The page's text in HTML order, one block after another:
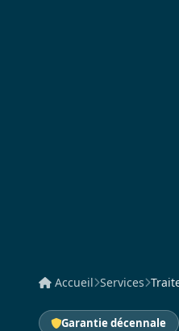
Accueil Services
Garantie décennale